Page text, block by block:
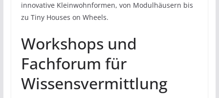
innovative Kleinwohnformen, von Modulhäusern bis
zu Tiny Houses on Wheels.
Workshops und
Fachforum für
Wissensvermittlung